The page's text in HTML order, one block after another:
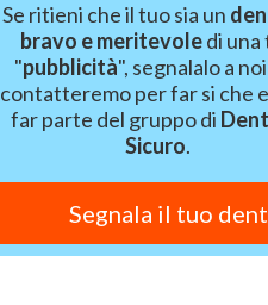
Se ritieni che il tuo sia un
bravo e meritevoledi una
"pubblicità", segnalalo a
contatteremo per far si che
far parte del gruppo di
Sicuro.
Segnala il tuo